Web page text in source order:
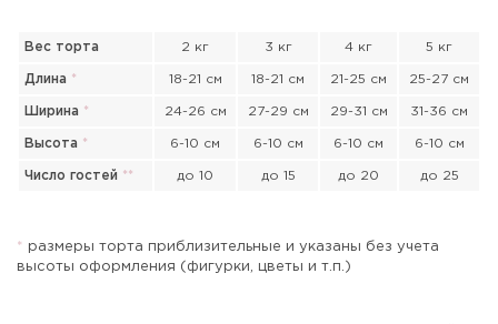
Вес торта 2 кг 3 кг 4 кг 5 кг
Длина * 18-21 см 18-21 см 21-25 см 25-27 см
Ширина * 24-26 см 27-29 см 29-31 см 31-36 см
Высота * 6-10 см 6-10 см 6-10 см 6-10 см
Число гостей ** до 10 до 15 до 20 до 25
*
размеры торта приблизительные и указаны без учета
высоты оформления (фигурки, цветы и т.п.)
Прикрепить файл или фото